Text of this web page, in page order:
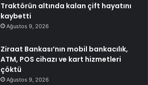
Traktörün altında kalan çift hayatını
kaybetti
Ağustos 9, 2026
Ziraat Bankası’nın mobil bankacılık,
ATM, POS cihazı ve kart hizmetleri
çöktü
Ağustos 9, 2026